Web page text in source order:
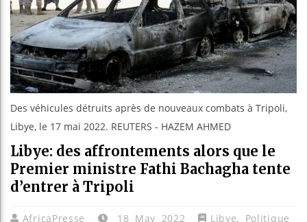
Aliko
Des véhicules détruits après de nouveaux combats à Tripoli,
Libye, le 17 mai 2022. REUTERS - HAZEM AHMED
Libye: des affrontements alors que le
Premier ministre Fathi Bachagha tente
d’entrer à Tripoli
AfricaPresse 18 May 2022 Libye, Politique